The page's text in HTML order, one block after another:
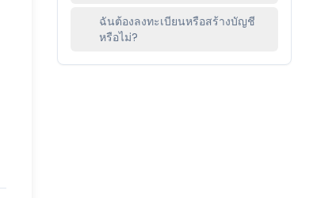
ฉันต้องลงทะเบียนหรือสร้างบัญชี
หรือไม่?